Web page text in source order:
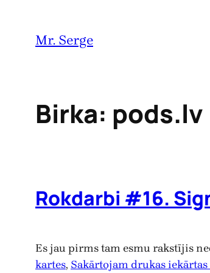
Mr. Serge
Birka: pods.lv
Rokdarbi #16.
Es jau pirms tam esmu rakstījis
kartes, Sakārtojam drukas